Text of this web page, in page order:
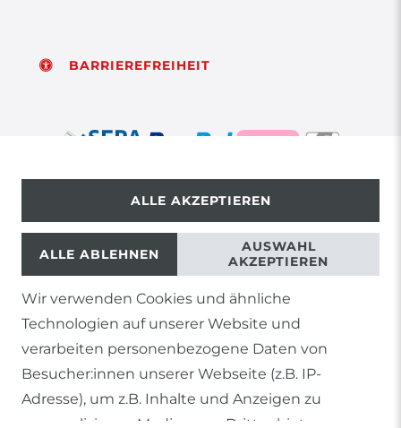
BARRIEREFREIHEIT
© Copyright 2026 | Alle Rechte vorbehalten.
1) Gilt nicht für Sendungen mit Futterinsekten,
Lebendpflanzen, Frostfutter oder lebende Tiere, sowie
Lieferungen per Spedition
2) gilt für sofort lieferbare Artikel und Produkte die keine
gesonderte Versandregelung besitzen.
Wir verwenden Cookies und ähnliche
Technologien auf unserer Website und
verarbeiten personenbezogene Daten von
Besucher:innen unserer Webseite (z.B. IP-
Adresse), um z.B. Inhalte und Anzeigen zu
personalisieren, Medien von Drittanbietern
ALLE AKZEPTIEREN
ALLE ABLEHNEN
AUSWAHL
AKZEPTIEREN